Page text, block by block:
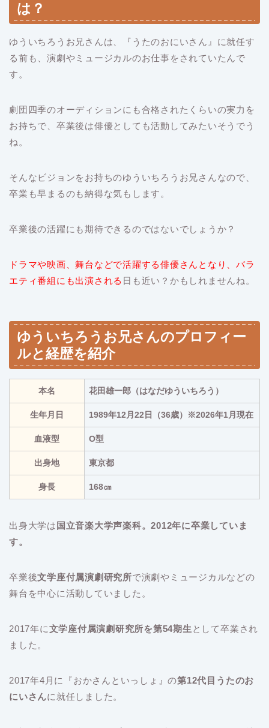
は？
ゆういちろうお兄さんは、『うたのおにいさん』に就任す
る前も、演劇やミュージカルのお仕事をされていたんで
す。
劇団四季のオーディションにも合格されたくらいの実力を
お持ちで、卒業後は俳優としても活動してみたいそうでう
ね。
そんなビジョンをお持ちのゆういちろうお兄さんなので、
卒業も早まるのも納得な気もします。
卒業後の活躍にも期待できるのではないでしょうか？
ドラマや映画、舞台などで活躍する俳優さんとなり、バラ
エティ番組にも出演される 日も近い？かもしれませんね。
ゆういちろうお兄さんのプロフィー
ルと経歴を紹介
本名 花田雄一郎（はなだゆういちろう）
生年月日 1989年12月22日（36歳）※2026年1月現在
血液型 O型
出身地 東京都
身長 168㎝
出身大学は 国立音楽大学声楽科。2012年に卒業していま
す。
卒業後文学座付属演劇研究所で演劇やミュージカルなどの
舞台を中心に活動していました。
2017年に文学座付属演劇研究所を第54期生 として卒業され
ました。
2017年4月に『おかさんといっしょ』の第12代目うたのお
にいさんに就任しました。